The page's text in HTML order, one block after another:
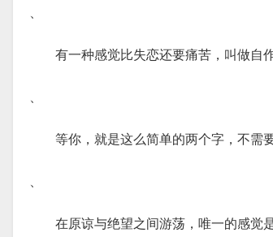
、
有一种感觉比失恋还要痛苦，叫做自作
、
等你，就是这么简单的两个字，不需
、
在原谅与绝望之间游荡，唯一的感觉